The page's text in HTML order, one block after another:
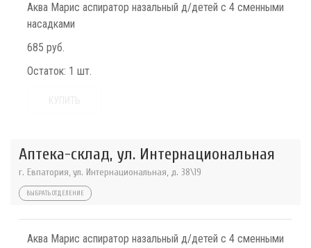
Аква Марис аспиратор назальный д/детей с 4 сменными
насадками
685 руб.
Остаток: 1 шт.
Аптека-склад, ул. Интернациональная
г. Евпатория, ул. Интернациональная, д. 38\19
ВЫБРАТЬ ОТДЕЛЕНИЕ
Аква Марис аспиратор назальный д/детей с 4 сменными